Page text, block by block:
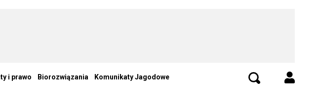
i prawo Biorozwiązania Komunikaty Jagodowe